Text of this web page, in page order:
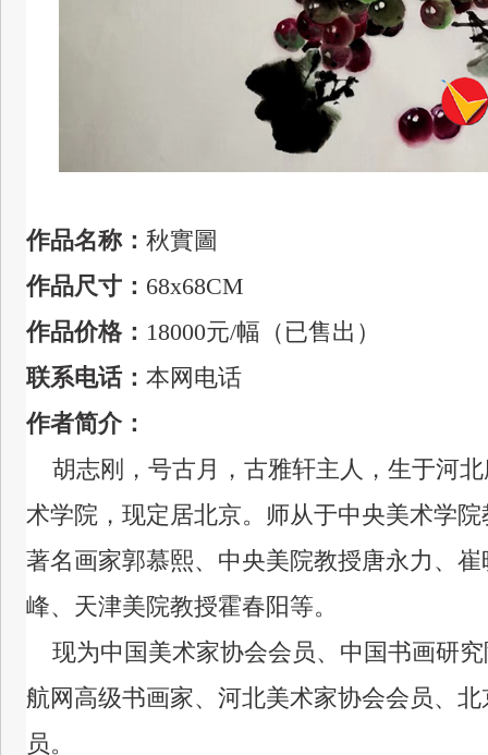
作品名称： 秋實圖
作品尺寸： 68x68CM
作品价格： 18000元/幅（已售出）
联系电话： 本网电话
作者简介：
胡志刚，号古月，古雅轩主人，生于河
术学院，现定居北京。 师从于中央美术学
著名画家郭慕熙、中央美院教授唐永力、
峰、天津美院教授霍春阳等。
现为中国美术家协会会员、中国书画研
航网高级书画家、河北美术家协会会员、
员。